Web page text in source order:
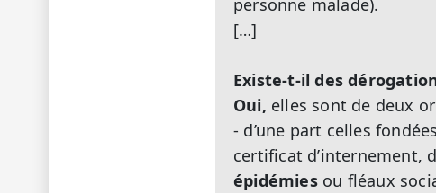
[…]
Existe-t-il des
Oui, elles sont de deux
- d’une part celles
certificat d’internement,
épidémies ou fléaux